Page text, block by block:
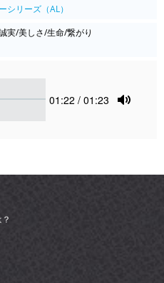
シリーズ（AL）
実/美しさ/生命/繋がり
Current
01:22 / 01:23